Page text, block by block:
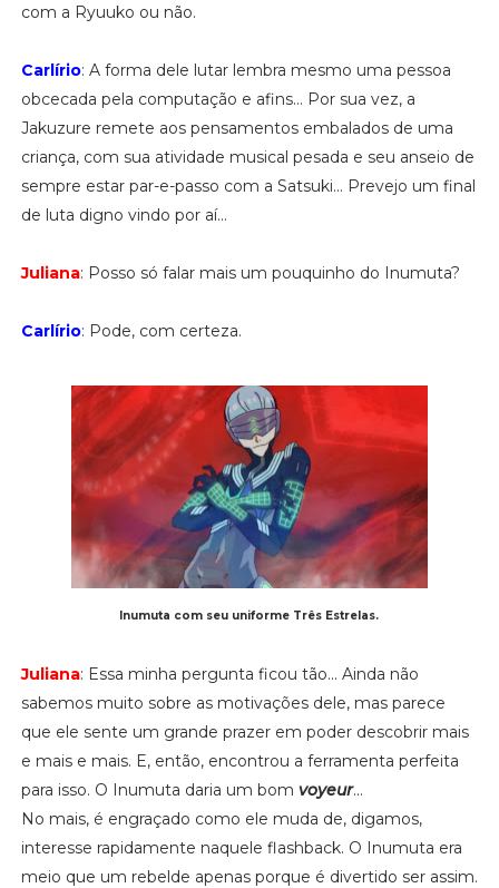
com a Ryuuko ou não.
Carlírio: A forma dele lutar lembra mesmo uma pessoa
obcecada pela computação e afins... Por sua vez, a
Jakuzure remete aos pensamentos embalados de uma
criança, com sua atividade musical pesada e seu anseio de
sempre estar par-e-passo com a Satsuki... Prevejo um final
de luta digno vindo por aí...
Juliana: Posso só falar mais um pouquinho do Inumuta?
Carlírio: Pode, com certeza.
Inumuta com seu uniforme Três Estrelas.
Juliana: Essa minha pergunta ficou tão... Ainda não
sabemos muito sobre as motivações dele, mas parece
que ele sente um grande prazer em poder descobrir mais
e mais e mais. E, então, encontrou a ferramenta perfeita
para isso. O Inumuta daria um bom voyeur...
No mais, é engraçado como ele muda de, digamos,
interesse rapidamente naquele flashback. O Inumuta era
meio que um rebelde apenas porque é divertido ser assim.